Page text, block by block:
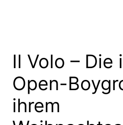
Il Volo – Die
Open-
ihrem